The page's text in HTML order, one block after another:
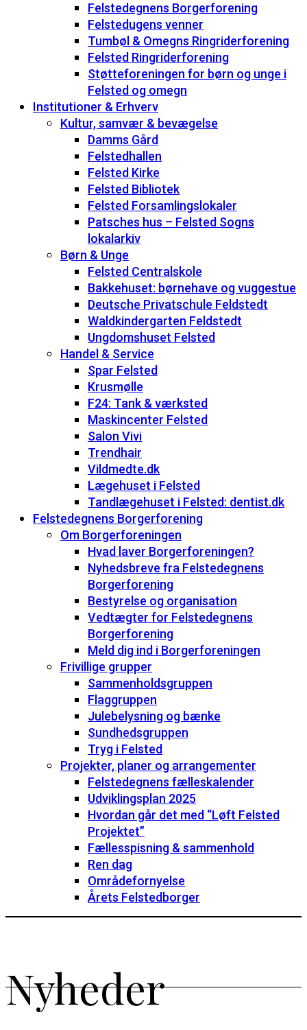
Felstedegnens Borgerforening
Felstedugens venner
Tumbøl & Omegns Ringriderforening
Felsted Ringriderforening
Støtteforeningen for børn og unge i
Felsted og omegn
Institutioner & Erhverv
Kultur, samvær & bevægelse
Damms Gård
Felstedhallen
Felsted Kirke
Felsted Bibliotek
Felsted Forsamlingslokaler
Patsches hus – Felsted Sogns
lokalarkiv
Børn & Unge
Felsted Centralskole
Bakkehuset: børnehave og vuggestue
Deutsche Privatschule Feldstedt
Waldkindergarten Feldstedt
Ungdomshuset Felsted
Handel & Service
Spar Felsted
Krusmølle
F24: Tank & værksted
Maskincenter Felsted
Salon Vivi
Trendhair
Vildmedte.dk
Lægehuset i Felsted
Tandlægehuset i Felsted: dentist.dk
Felstedegnens Borgerforening
Om Borgerforeningen
Hvad laver Borgerforeningen?
Nyhedsbreve fra Felstedegnens
Borgerforening
Bestyrelse og organisation
Vedtægter for Felstedegnens
Borgerforening
Meld dig ind i Borgerforeningen
Frivillige grupper
Sammenholdsgruppen
Flaggruppen
Julebelysning og bænke
Sundhedsgruppen
Tryg i Felsted
Projekter, planer og arrangementer
Felstedegnens fælleskalender
Udviklingsplan 2025
Hvordan går det med “Løft Felsted
Projektet”
Fællesspisning & sammenhold
Ren dag
Områdefornyelse
Årets Felstedborger
Nyheder